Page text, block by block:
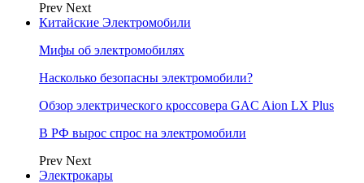
Prev Next
Китайские Электромобили
Мифы об электромобилях
Насколько безопасны электромобили?
Обзор электрического кроссовера GAC Aion LX Plus
В РФ вырос спрос на электромобили
Prev Next
Электрокары